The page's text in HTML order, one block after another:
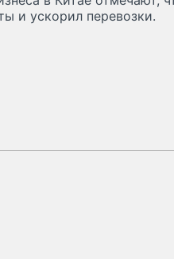
и ускорил перевозки.